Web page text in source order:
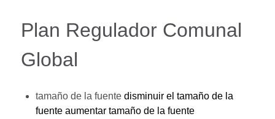
Plan Regulador Comunal
Global
tamaño de la fuente disminuir el tamaño de la
fuente aumentar tamaño de la fuente